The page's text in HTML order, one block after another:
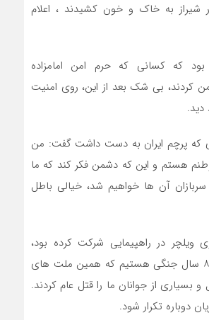
شیراز به خاک و خون کشیدند ، اعلام
که کسانی که حرم امن امامزاده
کردند، بی شک بعد از این، روی امنیت
ساله ای که پرچم ایران به دست داشت گفت: من
هستم و این که دشمن فکر کند که ما
نوجوانان دهه ۸۰ سربازان آن ها خواهیم شد، خیالی باطل
ویلچر در راهپیمایی شرکت کرده بود،
گفت: ما یادگاران ۸ سال جنگی هستیم که همین ملت های
بسیاری از جوانان ما را قتل عام کردند.
دوباره تکرار شود.